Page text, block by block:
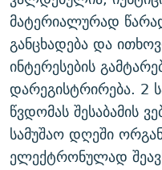
მატერიალურად
განცხადება და
ინტერესების
დარეგისტრირება. 2
წვდომას შესაბამის
სამუშაო დღეში
ელექტრონულად